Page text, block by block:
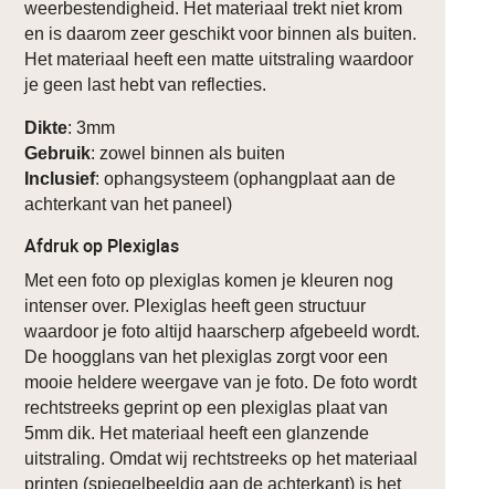
weerbestendigheid. Het materiaal trekt niet krom
en is daarom zeer geschikt voor binnen als buiten.
Het materiaal heeft een matte uitstraling waardoor
je geen last hebt van reflecties.
Dikte: 3mm
Gebruik: zowel binnen als buiten
Inclusief: ophangsysteem (ophangplaat aan de
achterkant van het paneel)
Afdruk op Plexiglas
Met een foto op plexiglas komen je kleuren nog
intenser over. Plexiglas heeft geen structuur
waardoor je foto altijd haarscherp afgebeeld wordt.
De hoogglans van het plexiglas zorgt voor een
mooie heldere weergave van je foto. De foto wordt
rechtstreeks geprint op een plexiglas plaat van
5mm dik. Het materiaal heeft een glanzende
uitstraling. Omdat wij rechtstreeks op het materiaal
printen (spiegelbeeldig aan de achterkant) is het